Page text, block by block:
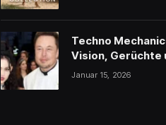
Techno
Vision, Gerüchte
hinter Elon Musks
Januar 15, 2026